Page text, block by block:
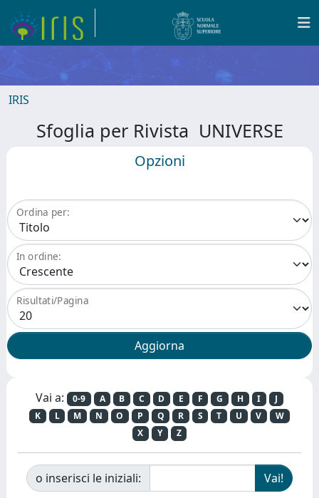
IRIS
Sfoglia per Rivista UNIVERSE
Opzioni
Ordina per:
In ordine:
Risultati/Pagina
Vai a: 0-9 A B C D E F G H I
J
K
L M N O P Q R S T U V
W
X
Y Z
o inserisci le iniziali: